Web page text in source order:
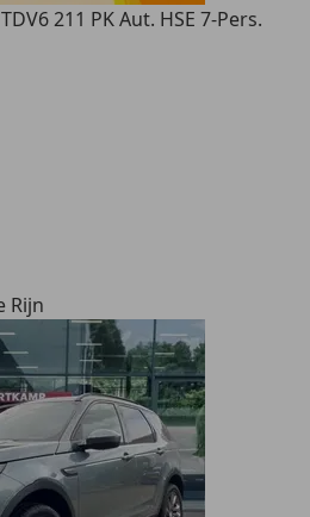
211 PK Aut. HSE 7-Pers.
Rijn